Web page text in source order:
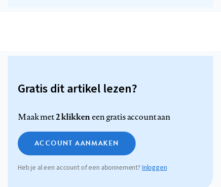
Gratis dit artikel lezen?
Maak met2 klikkeneen gratis account aan
ACCOUNT AANMAKEN
Heb je al een account of een abonnement? Inloggen